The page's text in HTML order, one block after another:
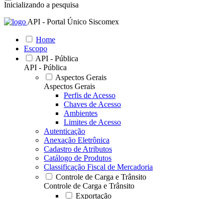
Inicializando a pesquisa
API - Portal Único Siscomex
Home
Escopo
API - Pública
API - Pública
Aspectos Gerais
Aspectos Gerais
Perfis de Acesso
Chaves de Acesso
Ambientes
Limites de Acesso
Autenticação
Anexação Eletrônica
Cadastro de Atributos
Catálogo de Produtos
Classificação Fiscal de Mercadoria
Controle de Carga e Trânsito
Controle de Carga e Trânsito
Exportação